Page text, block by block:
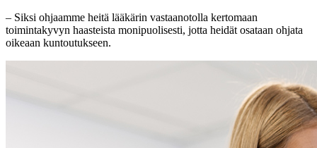
– Siksi ohjaamme heitä lääkärin vastaanotolla kertomaan
toimintakyvyn haasteista monipuolisesti, jotta heidät osataan ohjata
oikeaan kuntoutukseen.